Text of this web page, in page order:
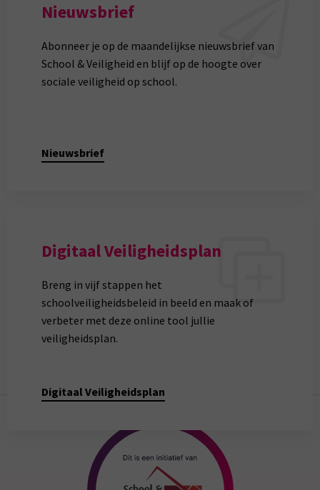
Nieuwsbrief
Abonneer je op de maandelijkse nieuwsbrief van
School & Veiligheid en blijf op de hoogte over
sociale veiligheid op school.
Nieuwsbrief
Digitaal Veiligheidsplan
Breng in vijf stappen het
schoolveiligheidsbeleid in beeld en maak of
verbeter met deze online tool jullie
veiligheidsplan.
Digitaal Veiligheidsplan